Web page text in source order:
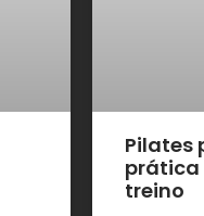
Pilates
prática
treino